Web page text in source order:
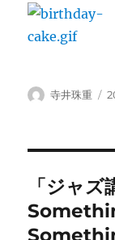
投
寺井珠重
「ジャズ